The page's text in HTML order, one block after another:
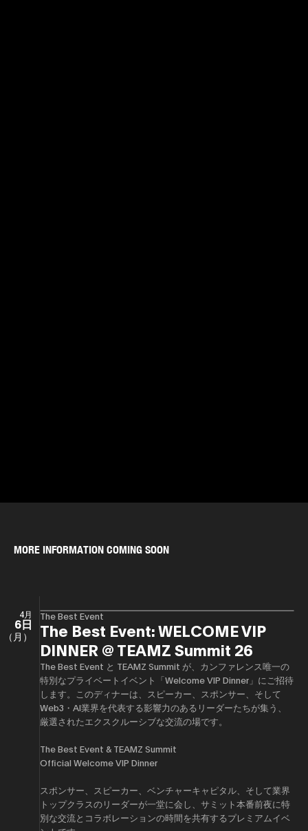
MORE INFORMATION COMING SOON
4月
6日
（月）
​The Best Event
The Best Event: WELCOME VIP
DINNER @ TEAMZ Summit 26
The Best Event と TEAMZ Summit が、カンファレンス唯一の
特別なプライベートイベント「Welcome VIP Dinner」にご招待
します。このディナーは、スピーカー、スポンサー、そして
Web3・AI業界を代表する影響力のあるリーダーたちが集う、
厳選されたエクスクルーシブな交流の場です。
The Best Event & TEAMZ Summit
Official Welcome VIP Dinner
スポンサー、スピーカー、ベンチャーキャピタル、そして業界
トップクラスのリーダーが一堂に会し、サミット本番前夜に特
別な交流とコラボレーションの時間を共有するプレミアムイベ